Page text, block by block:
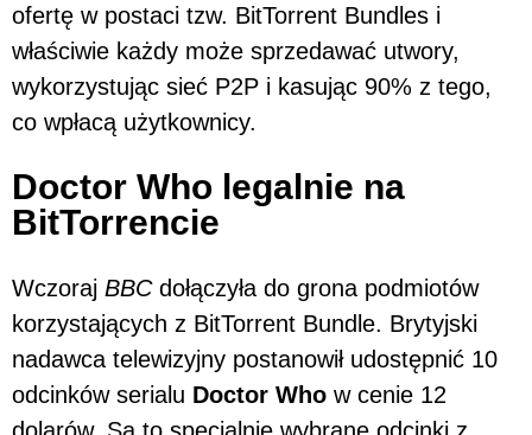
ofertę w postaci tzw. BitTorrent Bundles i
właściwie każdy może sprzedawać utwory,
wykorzystując sieć P2P i kasując 90% z tego,
co wpłacą użytkownicy.
Doctor Who legalnie na
BitTorrencie
Wczoraj BBCdołączyła do grona podmiotów
korzystających z BitTorrent Bundle. Brytyjski
nadawca telewizyjny postanowił udostępnić 10
odcinków serialu Doctor Who w cenie 12
dolarów. Są to specjalnie wybrane odcinki z